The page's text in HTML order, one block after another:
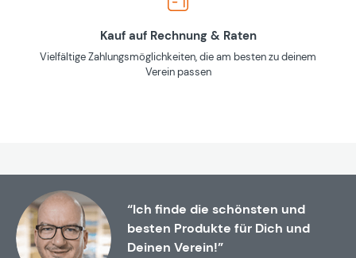
Kauf auf Rechnung & Raten
Vielfältige Zahlungsmöglichkeiten, die am besten zu deinem
Verein passen
“Ich finde die schönsten und
besten Produkte für Dich und
Deinen Verein!”